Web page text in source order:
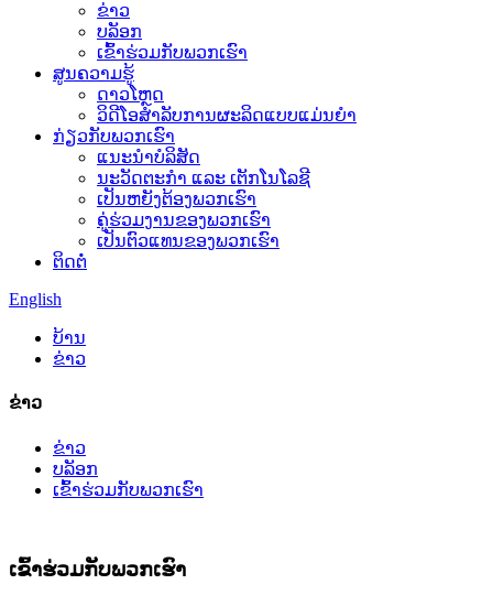
ຂ່າວ
ບລັອກ
ເຂົ້າຮ່ວມກັບພວກເຮົາ
ສູນຄວາມຮູ້
ດາວໂຫຼດ
ວິດີໂອສຳລັບການຜະລິດແບບແມ່ນຍຳ
ກ່ຽວກັບພວກເຮົາ
ແນະນໍາບໍລິສັດ
ນະວັດຕະກໍາ ແລະ ເຕັກໂນໂລຊີ
ເປັນຫຍັງຕ້ອງພວກເຮົາ
ຄູ່ຮ່ວມງານຂອງພວກເຮົາ
ເປັນຕົວແທນຂອງພວກເຮົາ
ຕິດຕໍ່
English
ບ້ານ
ຂ່າວ
ຂ່າວ
ຂ່າວ
ບລັອກ
ເຂົ້າຮ່ວມກັບພວກເຮົາ
ເຂົ້າຮ່ວມກັບພວກເຮົາ